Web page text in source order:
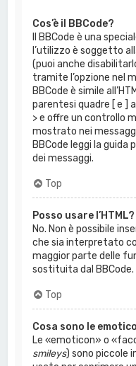
Cos’è il BBCode?
Il BBCode è una
l’utilizzo è soggetto
(puoi anche
tramite l’opzione nel
BBCode è simile
parentesi quadre [ e ]
> e offre un controllo
mostrato nei
BBCode leggi la guida
dei messaggi.
Top
Posso usare l’HTML?
No. Non è possibile
che sia interpretato
maggior parte delle
sostituita dal BBCode.
Top
Cosa sono le
Le «emoticon» o
smileys) sono piccole